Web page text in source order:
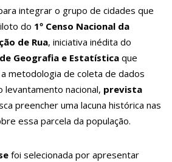
votos para o Senado em 2018, Hissa é
na zona Sul de Manaus
e deve ser o primeiro no Avante à
Câmara Federal
em oportunidades para feirantes no
Eldorado
candidatura deferida pela Justiça Eleitoral
aos eleitores que compareçam às urnas
deste ano
integrar o grupo de cidades que
do 1º Censo Nacional da
de Rua, iniciativa inédita do
Geografia e Estatística que
metodologia de coleta de dados
levantamento nacional, prevista
preencher uma lacuna histórica nas
essa parcela da população.
foi selecionada por apresentar